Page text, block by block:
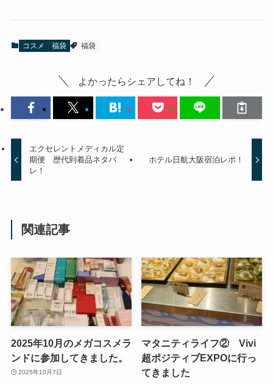
コスメ 福袋 福袋
よかったらシェアしてね！
エクセレントメディカル定
期便 歴代到着品ネタバ
レ！
ホテル日航大阪宿泊レポ！
関連記事
2025年10月のメガコスメラ
ンドに参加してきました。
2025年10月7日
マタニティライフ② Vivi
超ポジティブEXPOに行っ
てきました